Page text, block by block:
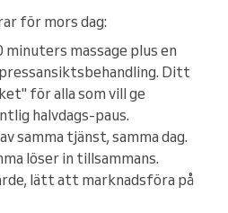
för mors dag:
minuters massage plus en
Ditt
för alla som vill ge
halvdags-paus.
samma tjänst, samma dag.
löser in tillsammans.
lätt att marknadsföra på